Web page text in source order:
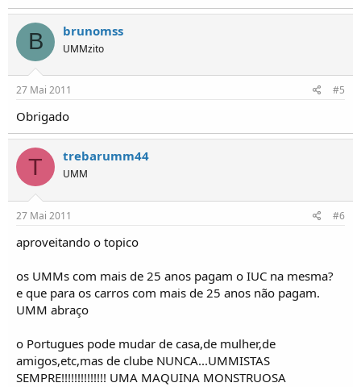
B brunomss
UMMzito
27 Mai 2011 #5
Obrigado
T trebarumm44
UMM
27 Mai 2011 #6
aproveitando o topico
os UMMs com mais de 25 anos pagam o IUC na mesma?
e que para os carros com mais de 25 anos não pagam.
UMM abraço
o Portugues pode mudar de casa,de mulher,de
amigos,etc,mas de clube NUNCA...UMMISTAS
SEMPRE!!!!!!!!!!!!!! UMA MAQUINA MONSTRUOSA